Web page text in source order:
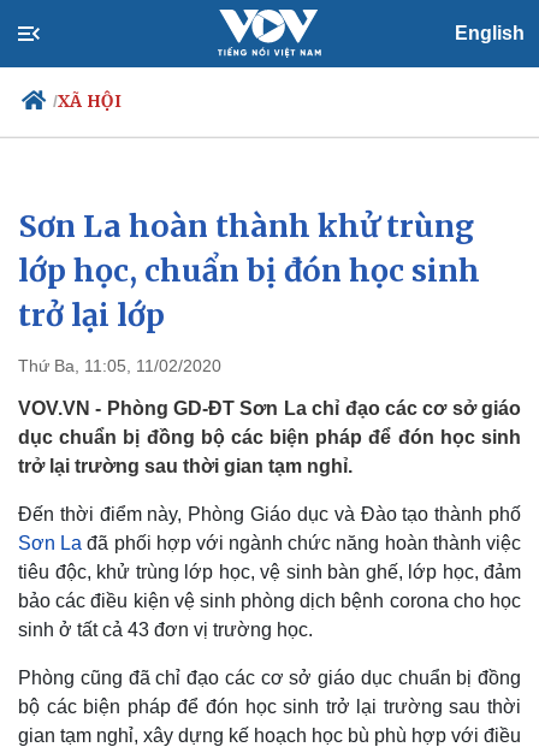
English
/XÃ HỘI
Chính trị
Đảng
Tổ chức nhân sự
Quốc hội
Nhận diện sự thật
Xã hội
Tin 24h
Dự báo thời tiết
Sơn La hoàn thành khử trùng
lớp học, chuẩn bị đón học sinh
trở lại lớp
Thứ Ba, 11:05, 11/02/2020
VOV.VN - Phòng GD-ĐT Sơn La chỉ đạo các cơ sở giáo
dục chuẩn bị đồng bộ các biện pháp để đón học sinh
trở lại trường sau thời gian tạm nghỉ.
Đến thời điểm này, Phòng Giáo dục và Đào tạo thành phố
Sơn La đã phối hợp với ngành chức năng hoàn thành việc
tiêu độc, khử trùng lớp học, vệ sinh bàn ghế, lớp học, đảm
bảo các điều kiện vệ sinh phòng dịch bệnh corona cho học
sinh ở tất cả 43 đơn vị trường học.
Phòng cũng đã chỉ đạo các cơ sở giáo dục chuẩn bị đồng
bộ các biện pháp để đón học sinh trở lại trường sau thời
gian tạm nghỉ, xây dựng kế hoạch học bù phù hợp với điều